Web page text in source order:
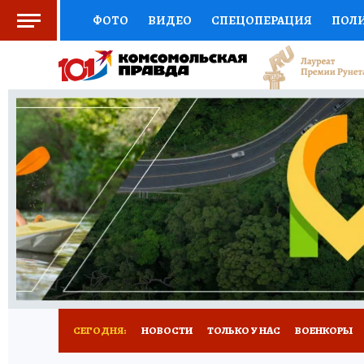
ФОТО ВИДЕО СПЕЦОПЕРАЦИЯ
СОЦПОДДЕРЖКА НАУКА СПОРТ
ВЫБОР ЭКСПЕРТОВ ДОКТОР
КНИЖНАЯ ПОЛКА ПРОГНОЗЫ НА СПОРТ
ПРЕСС-ЦЕНТР НЕДВИЖИМОСТЬ
РАДИО КП РЕКЛАМА ТЕСТЫ НОВОЕ
СЕГОДНЯ: НОВОСТИ ТОЛЬКО У НАС ВОЕНКОРЫ